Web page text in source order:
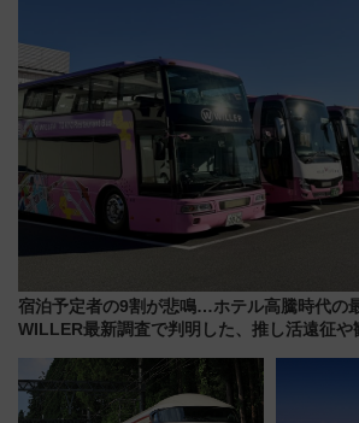
宿泊予定者の9割が悲鳴…ホテル高騰時代の
WILLER最新調査で判明した、推し活遠征や